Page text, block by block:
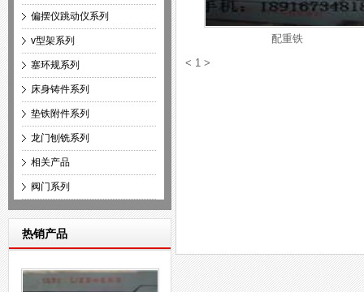
偏摆仪跳动仪系列
v型架系列
塞环规系列
床身铸件系列
垫铁附件系列
龙门刨铣系列
相关产品
阀门系列
热销产品
配重铁
< 1 >